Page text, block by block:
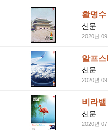
활명수
신문
2020년 09
알프
신문
2020년 09
비라밸
신문
2020년 07